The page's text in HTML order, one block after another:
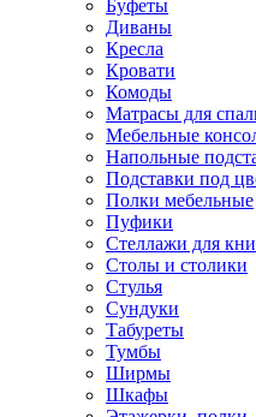
Буфеты
Диваны
Кресла
Кровати
Комоды
Матрасы для
Мебельные
Напольные
Подставки под
Полки мебельные
Пуфики
Стеллажи для
Столы и столики
Стулья
Сундуки
Табуреты
Тумбы
Ширмы
Шкафы